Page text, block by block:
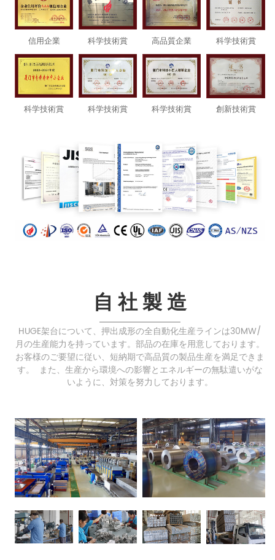
信用企業 科学技術賞 高品質企業 科学技術賞
科学技術賞 科学技術賞 科学技術賞 創新技術賞
自 社 製 造
HUGE架台について、押出成形の全自動化生産ラインは30MW/
月の生産能力を持っています。部品の在庫を用意しております。
お客様のご要望に従い、短納期で高品質の製品生産を満足できま
す。 また、生産から環境への影響とエネルギーの無駄遣いがな
いように、対策を努力しております。